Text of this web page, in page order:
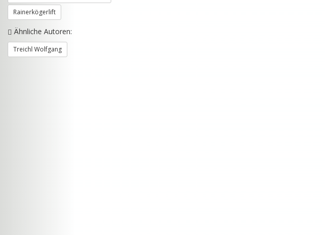
Rainerkögerlift
Ähnliche Autoren:
Treichl Wolfgang